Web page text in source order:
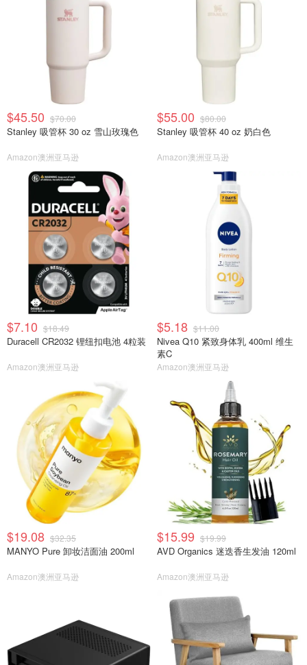
$45.50 $70.00
Stanley 吸管杯 30 oz 雪山玫瑰色
Amazon澳洲亚马逊
$55.00 $80.00
Stanley 吸管杯 40 oz 奶白色
Amazon澳洲亚马逊
$7.10 $18.49
Duracell CR2032 锂纽扣电池 4粒装
Amazon澳洲亚马逊
$5.18 $11.00
Nivea Q10 紧致身体乳 400ml 维生
素C
Amazon澳洲亚马逊
$19.08 $32.35
MANYO Pure 卸妆洁面油 200ml
Amazon澳洲亚马逊
$15.99 $19.99
AVD Organics 迷迭香生发油 120ml
Amazon澳洲亚马逊